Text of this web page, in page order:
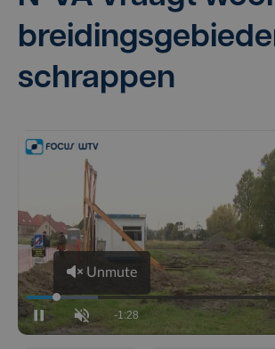
schrappen